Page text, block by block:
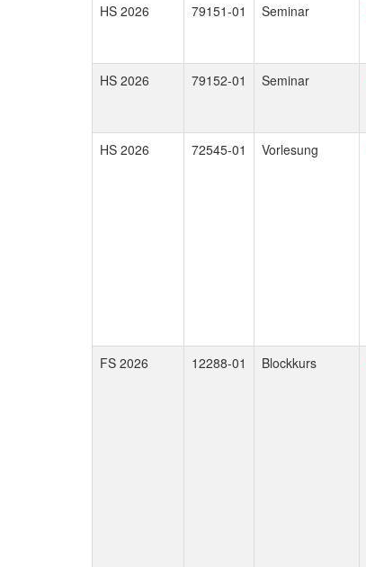
HS 2026 79151-01 Seminar
HS 2026
79152-01 Seminar
HS 2026
72545-01 Vorlesung
FS 2026 12288-01 Blockkurs